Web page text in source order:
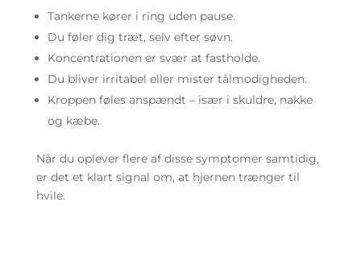
Tankerne kører i ring uden pause.
Du føler dig træt, selv efter søvn.
Koncentrationen er svær at fastholde.
Du bliver irritabel eller mister tålmodigheden.
Kroppen føles anspændt – især i skuldre, nakke
og kæbe.
Når du oplever flere af disse symptomer samtidig,
er det et klart signal om, at hjernen trænger til
hvile.